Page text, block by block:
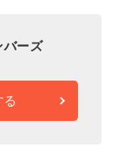
バーズ